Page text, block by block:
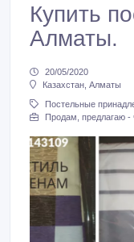
Купить
Алматы.
20/05/2020
Казахстан, Алматы
Постельные
Продам, предлагаю -